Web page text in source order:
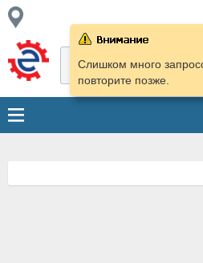
Слишком много
повторите позже.